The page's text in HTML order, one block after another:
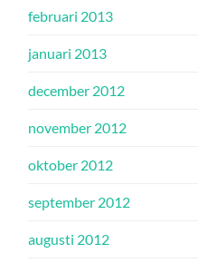
februari 2013
januari 2013
december 2012
november 2012
oktober 2012
september 2012
augusti 2012